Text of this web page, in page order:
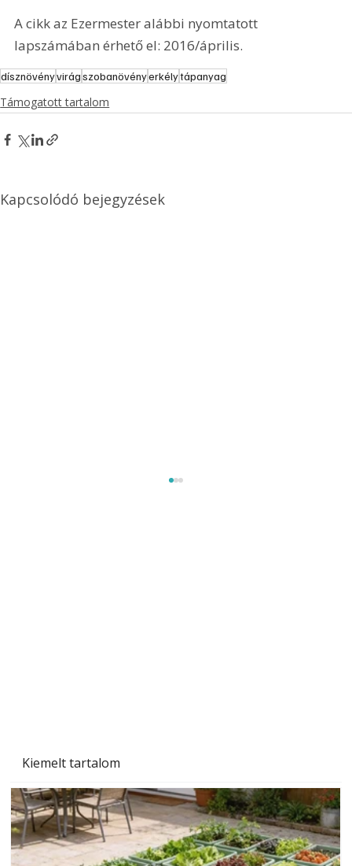
Kiemelt tartalom
A cikk az Ezermester alábbi nyomtatott
lapszámában érhető el: 2016/április.
dísznövényvirágszobanövényerkélytápanyag
Támogatott tartalom
Kapcsolódó bejegyzések